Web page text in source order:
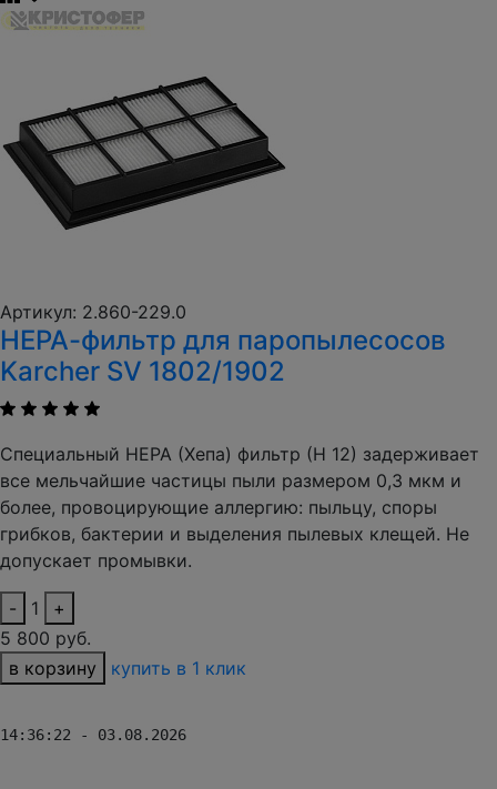
Артикул: 2.860-229.0
НЕРА-фильтр для паропылесосов
Karcher SV 1802/1902
Специальный НЕРА (Хепа) фильтр (Н 12) задерживает
все мельчайшие частицы пыли размером 0,3 мкм и
более, провоцирующие аллергию: пыльцу, споры
грибков, бактерии и выделения пылевых клещей. Не
допускает промывки.
- 1
+
5 800 руб.
в корзину
купить в 1 клик
14:36:22 - 03.08.2026